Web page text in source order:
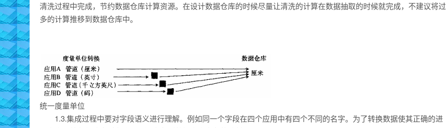
清洗过程中完成，节约数据仓库计算资源。在设计数据仓库的时候尽量让清洗的计算在数据抽取的时候就完成，不建议将过
多的计算推移到数据仓库中。
统一度量单位
1.3.集成过程中要对字段语义进行理解。例如同一个字段在四个应用中有四个不同的名字。为了转换数据使其正确的进